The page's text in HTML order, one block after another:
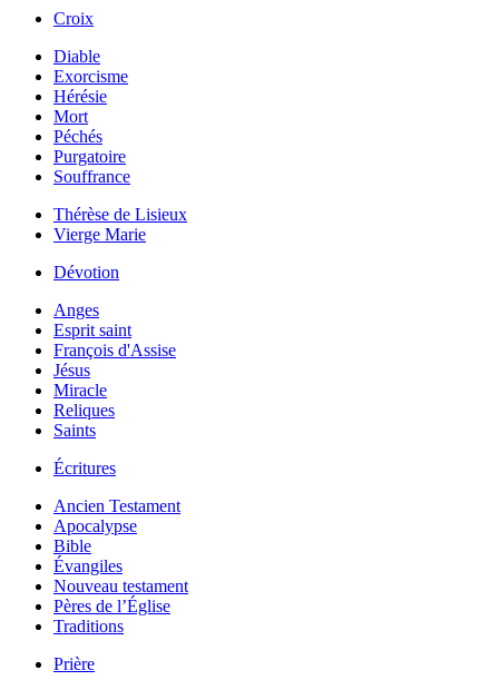
Croix
Diable
Exorcisme
Hérésie
Mort
Péchés
Purgatoire
Souffrance
Thérèse de Lisieux
Vierge Marie
Dévotion
Anges
Esprit saint
François d'Assise
Jésus
Miracle
Reliques
Saints
Écritures
Ancien Testament
Apocalypse
Bible
Évangiles
Nouveau testament
Pères de l’Église
Traditions
Prière